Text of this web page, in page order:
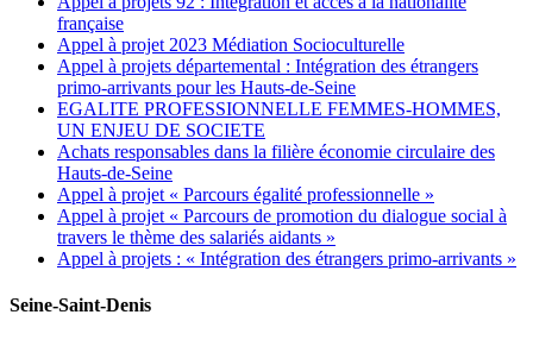
française
Appel à projet 2023 Médiation Socioculturelle
Appel à projets départemental : Intégration des étrangers
primo-arrivants pour les Hauts-de-Seine
EGALITE PROFESSIONNELLE FEMMES-HOMMES,
UN ENJEU DE SOCIETE
Achats responsables dans la filière économie circulaire des
Hauts-de-Seine
Appel à projet « Parcours égalité professionnelle »
Appel à projet « Parcours de promotion du dialogue social à
travers le thème des salariés aidants »
Appel à projets : « Intégration des étrangers primo-arrivants »
Seine-Saint-Denis